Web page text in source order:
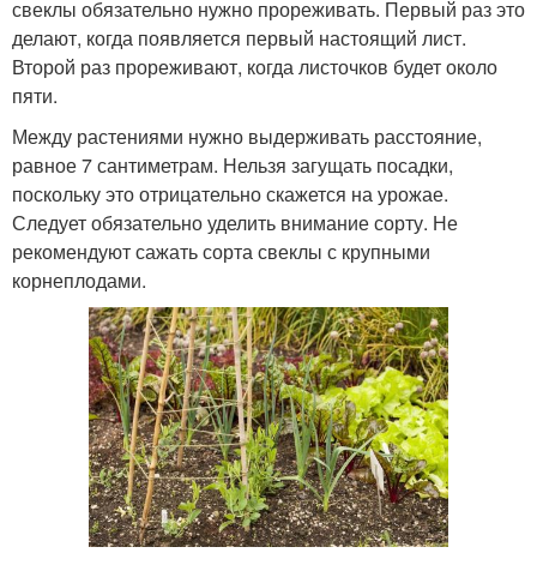
свеклы обязательно нужно прореживать. Первый раз это
делают, когда появляется первый настоящий лист.
Второй раз прореживают, когда листочков будет около
пяти.
Между растениями нужно выдерживать расстояние,
равное 7 сантиметрам. Нельзя загущать посадки,
поскольку это отрицательно скажется на урожае.
Следует обязательно уделить внимание сорту. Не
рекомендуют сажать сорта свеклы с крупными
корнеплодами.